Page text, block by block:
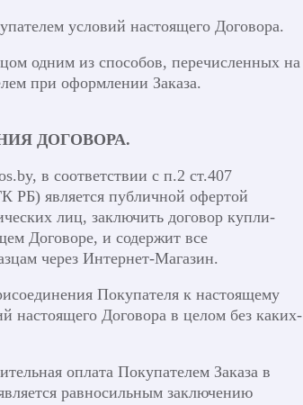
условий настоящего Договора.
одним из способов, перечисленных на
при оформлении Заказа.
ДОГОВОРА.
в соответствии с п.2 ст.407
РБ) является публичной офертой
лиц, заключить договор купли-
Договоре, и содержит все
через Интернет-Магазин.
Покупателя к настоящему
настоящего Договора в целом без каких-
оплата Покупателем Заказа в
равносильным заключению